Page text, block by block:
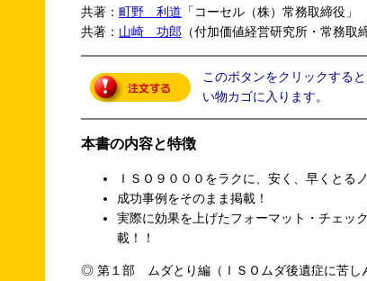
共著： 町野 利道 「コーセル（株）常務取締役」
共著： 山崎 功郎 （付加価値経営研究所・常務取
このボタンをクリックする
い物カゴに入ります。
本書の内容と特徴
ＩＳＯ９０００をラクに、安く、早くとる
成功事例をそのまま掲載！
実際に効果を上げたフォーマット・チェッ
載！！
◎ 第１部 ムダとり編（ＩＳＯムダ後遺症に苦し